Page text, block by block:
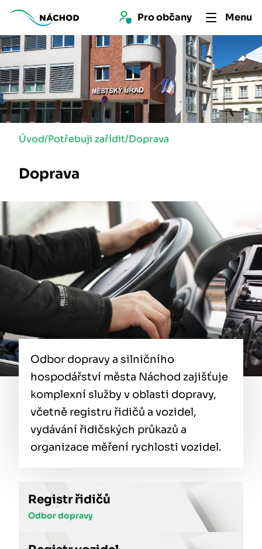
Pro občany Menu
Úvod/Potřebuji zařídit/Doprava
Doprava
Odbor dopravy a silničního
hospodářství města Náchod zajišťuje
komplexní služby v oblasti dopravy,
včetně registru řidičů a vozidel,
vydávání řidičských průkazů a
organizace měření rychlosti vozidel.
Registr řidičů
Odbor dopravy